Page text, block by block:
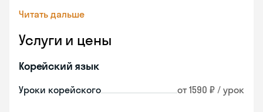
Читать дальше
Услуги и цены
Корейский язык
Уроки корейского от 1590 ₽ / урок